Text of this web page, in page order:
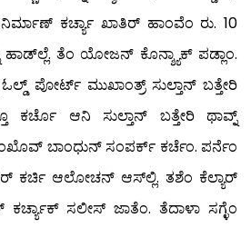
ಕರ್ಚ್ಯಾ ಖಾತಿರ್ ಹಾಂವೆಂ ರು. 10
ಹಾಡ್‍ಲ್ಲೆ. ತೆಂ ಯೋಜನ್ ಕೊನ್ಶ್ಯಾಕ್ ಪಡ್ಲಾಂ.
ಓಲ್ಡ್ ಪೋರ್ಟ್ ಮುಖಾಂತ್ರ್ ಸುಲ್ತಾನ್ ಬತ್ತೇರಿ
ಕರ್ಚೊ ಆನಿ ಸುಲ್ತಾನ್ ಬತ್ತೇರಿ ಥಾವ್ನ್
ಬಾಂಧುನ್ ಸಂಪರ್ಕ್ ಕರ್ಚೆಂ. ಪರ್ನೆಂ
ಕರ್ಚಿ ಆಲೋಚನ್ ಆಸ್‍ಲ್ಲಿ. ತಶೆಂ ಕೆಲ್ಯಾರ್
ಕರ್ಚ್ಯಾಕ್ ಸಲೀಸ್ ಜಾತೆಂ. ತೆದಾಳಾ ಸಗ್ಳೆಂ